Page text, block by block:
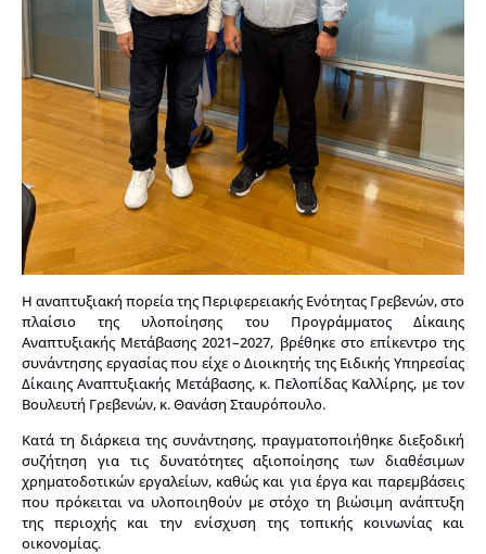
Η αναπτυξιακή πορεία της Περιφερειακής Ενότητας Γρεβενών, στο
πλαίσιο της υλοποίησης του Προγράμματος Δίκαιης
Αναπτυξιακής Μετάβασης 2021–2027, βρέθηκε στο επίκεντρο της
συνάντησης εργασίας που είχε ο Διοικητής της Ειδικής Υπηρεσίας
Δίκαιης Αναπτυξιακής Μετάβασης, κ. Πελοπίδας Καλλίρης, με τον
Βουλευτή Γρεβενών, κ. Θανάση Σταυρόπουλο.
Κατά τη διάρκεια της συνάντησης, πραγματοποιήθηκε διεξοδική
συζήτηση για τις δυνατότητες αξιοποίησης των διαθέσιμων
χρηματοδοτικών εργαλείων, καθώς και για έργα και παρεμβάσεις
που πρόκειται να υλοποιηθούν με στόχο τη βιώσιμη ανάπτυξη
της περιοχής και την ενίσχυση της τοπικής κοινωνίας και
οικονομίας.